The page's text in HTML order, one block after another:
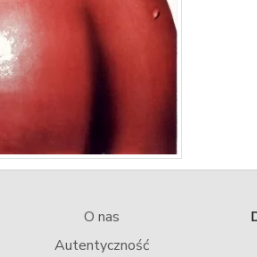
O nas
Autentyczność